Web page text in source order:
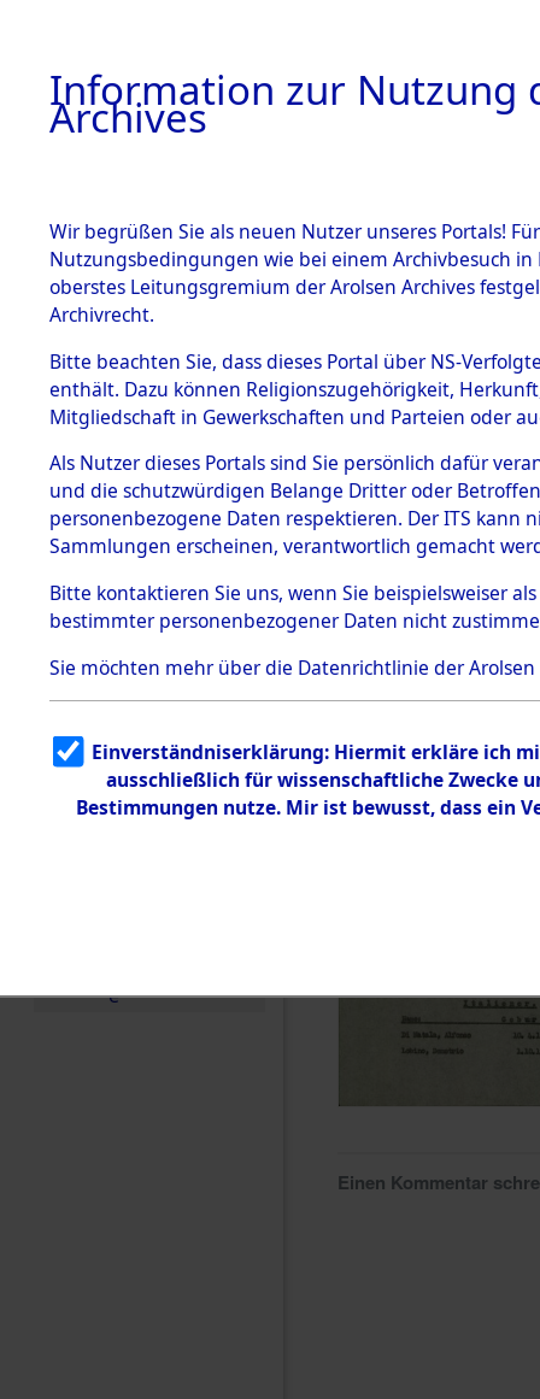
BESTÄNDE
1.
mente
5. Verschiedenes
5.3
Todesmärsche
5.3.1 Alliierte
Erhebungen
zu
Todesmärsch
en
5.3.2
g
5.3.3
Todesmärsch
e
der
0081
Einen Kommentar
Information zur Nutzung
Archives
Wir begrüßen Sie als neuen Nutzer unseres Portals!
Nutzungsbedingungen wie bei einem Archivbesuch
oberstes Leitungsgremium der Arolsen Archives
Archivrecht.
Bitte beachten Sie, dass dieses Portal über NS-
enthält. Dazu können Religionszugehörigkeit,
Mitgliedschaft in Gewerkschaften und Parteien oder
Als Nutzer dieses Portals sind Sie persönlich dafür
und die schutzwürdigen Belange Dritter oder
personenbezogene Daten respektieren. Der ITS
Sammlungen erscheinen, verantwortlich gemacht
Bitte kontaktieren Sie uns, wenn Sie beispielsweiser
bestimmter personenbezogener Daten nicht
Sie möchten mehr über die Datenrichtlinie der Arolsen
Einverständniserklärung: Hiermit erkläre ich
ausschließlich für wissenschaftliche Zwecke
Bestimmungen nutze. Mir ist bewusst, dass ein